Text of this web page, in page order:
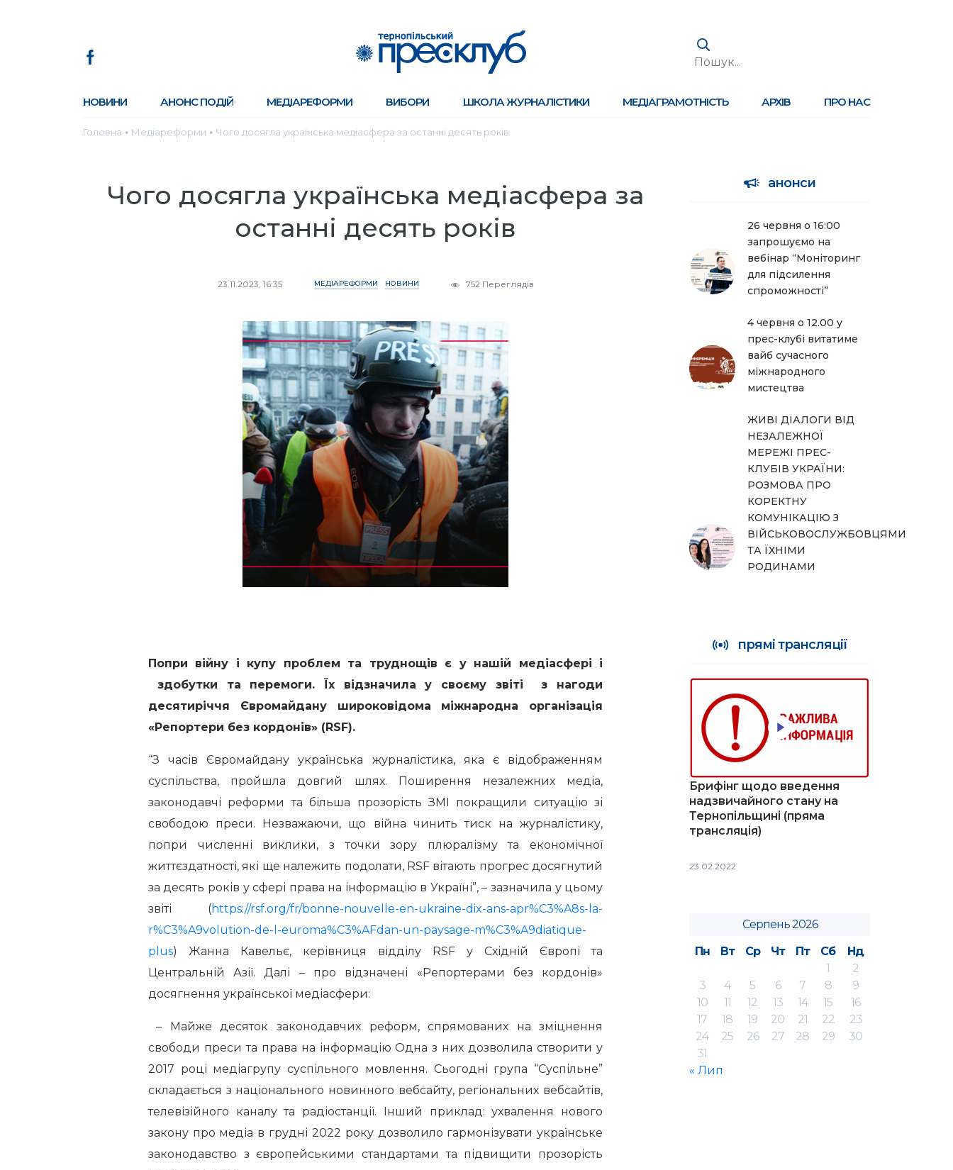
НОВИНИ АНОНС ПОДІЙ МЕДІАРЕФОРМИ ВИБОРИ ШКОЛА ЖУРНАЛІСТИКИ МЕДІАГРАМОТНІСТЬ АРХІВ ПРО НАС
Головна ● Медіареформи ● Чого досягла українська медіасфера за останні десять років
Чого досягла українська медіасфера за
останні десять років
23.11.2023, 16:35 МЕДІАРЕФОРМИ НОВИНИ 752 Переглядів
Попри війну і купу проблем та труднощів є у нашій медіасфері і
здобутки та перемоги. Їх відзначила
у своєму звіті з нагоди
десятиріччя Євромайдану широковідома міжнародна організація
«Репортери без кордонів» (RSF).
“З часів Євромайдану українська журналістика, яка є відображенням
суспільства, пройшла довгий шлях. Поширення незалежних медіа,
законодавчі реформи та більша прозорість ЗМІ покращили ситуацію зі
свободою преси. Незважаючи, що війна чинить тиск на журналістику,
попри численні виклики, з точки зору плюралізму та економічної
життєздатності, які ще належить подолати, RSF вітають прогрес досягнутий
за десять років у сфері права на інформацію в Україні”, – зазначила у цьому
звіті (https://rsf.org/fr/bonne-nouvelle-en-ukraine-dix-ans-apr%C3%A8s-la-
r%C3%A9volution-de-l-euroma%C3%AFdan-un-paysage-m%C3%A9diatique-
plus) Жанна Кавельє, керівниця відділу RSF у Східній Європі та
Центральній Азії. Далі – про відзначені «Репортерами без кордонів»
досягнення української медіасфери:
– Майже десяток законодавчих реформ, спрямованих на зміцнення
свободи преси та права на інформацію Одна з них дозволила створити у
2017 році медіагрупу суспільного мовлення. Сьогодні група “Суспільне”
складається з національного новинного вебсайту, регіональних вебсайтів,
телевізійного каналу та радіостанції. Інший приклад: ухвалення нового
закону про медіа в грудні 2022 року дозволило гармонізувати українське
законодавство з європейськими стандартами та підвищити прозорість
анонси
26 червня о 16:00
запрошуємо на
вебінар “Моніторинг
для підсилення
спроможності”
4 червня о 12.00 у
прес-клубі витатиме
вайб сучасного
міжнародного
мистецтва
ЖИВІ ДІАЛОГИ ВІД
НЕЗАЛЕЖНОЇ
МЕРЕЖІ ПРЕС-
КЛУБІВ УКРАЇНИ:
РОЗМОВА ПРО
КОРЕКТНУ
КОМУНІКАЦІЮ З
ВІЙСЬКОВОСЛУЖБОВЦЯМИ
ТА ЇХНІМИ
РОДИНАМИ
прямі трансляції
Брифінг щодо введення
надзвичайного стану на
Тернопільщині (пряма
трансляція)
23.02.2022
Серпень 2026
Пн
Вт Ср Чт Пт Сб
Нд
1
2
3
4 5 6 7 8
9
10
11 12 13 14 15
16
17
18 19 20 21 22
23
24
25 26 27 28 29
30
31
« Лип